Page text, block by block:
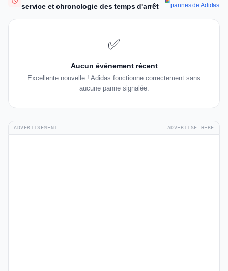
service et chronologie des temps d'arrêt
pannes de Adidas
✅
Aucun événement récent
Excellente nouvelle ! Adidas fonctionne correctement sans
aucune panne signalée.
ADVERTISEMENT ADVERTISE HERE